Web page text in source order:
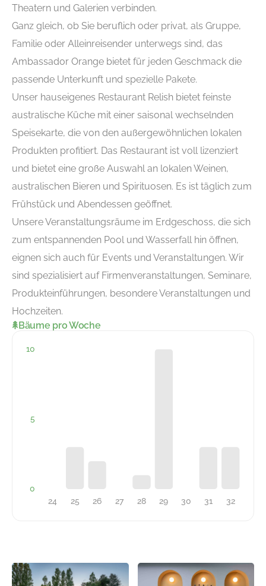
Theatern und Galerien verbinden.
Ganz gleich, ob Sie beruflich oder privat, als Gruppe,
Familie oder Alleinreisender unterwegs sind, das
Ambassador Orange bietet für jeden Geschmack die
passende Unterkunft und spezielle Pakete.
Unser hauseigenes Restaurant Relish bietet feinste
australische Küche mit einer saisonal wechselnden
Speisekarte, die von den außergewöhnlichen lokalen
Produkten profitiert. Das Restaurant ist voll lizenziert
und bietet eine große Auswahl an lokalen Weinen,
australischen Bieren und Spirituosen. Es ist täglich zum
Frühstück und Abendessen geöffnet.
Unsere Veranstaltungsräume im Erdgeschoss, die sich
zum entspannenden Pool und Wasserfall hin öffnen,
eignen sich auch für Events und Veranstaltungen. Wir
sind spezialisiert auf Firmenveranstaltungen, Seminare,
Produkteinführungen, besondere Veranstaltungen und
Hochzeiten.
Bäume pro Woche